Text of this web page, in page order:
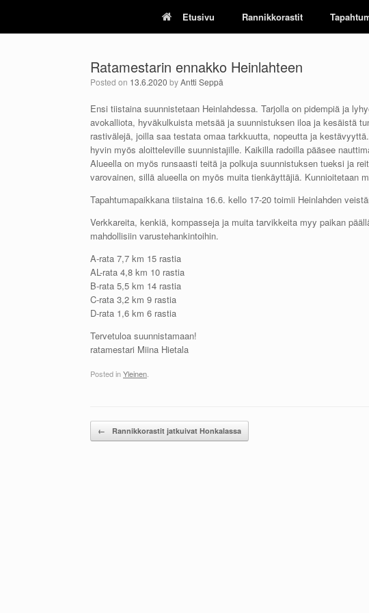
content
Etusivu Rannikkorastit
Ratamestarin ennakko Heinlahteen
Posted on 13.6.2020 byAntti Seppä
Ensi tiistaina suunnistetaan Heinlahdessa. Tarjolla on pidempiä ja
avokalliota, hyväkulkuista metsää ja suunnistuksen iloa ja kesäistä
rastivälejä, joilla saa testata omaa tarkkuutta, nopeutta ja
hyvin myös aloitteleville suunnistajille. Kaikilla radoilla pääsee
Alueella on myös runsaasti teitä ja polkuja suunnistuksen tueksi ja
varovainen, sillä alueella on myös muita tienkäyttäjiä. Kunnioitetaan
Tapahtumapaikkana tiistaina 16.6. kello 17-20 toimii Heinlahden
Verkkareita, kenkiä, kompasseja ja muita tarvikkeita myy paikan
mahdollisiin varustehankintoihin.
A-rata 7,7 km 15 rastia
AL-rata 4,8 km 10 rastia
B-rata 5,5 km 14 rastia
C-rata 3,2 km 9 rastia
D-rata 1,6 km 6 rastia
Tervetuloa suunnistamaan!
ratamestari Miina Hietala
Posted inYleinen
Post navigation
← Rannikkorastit jatkuivat Honkalassa